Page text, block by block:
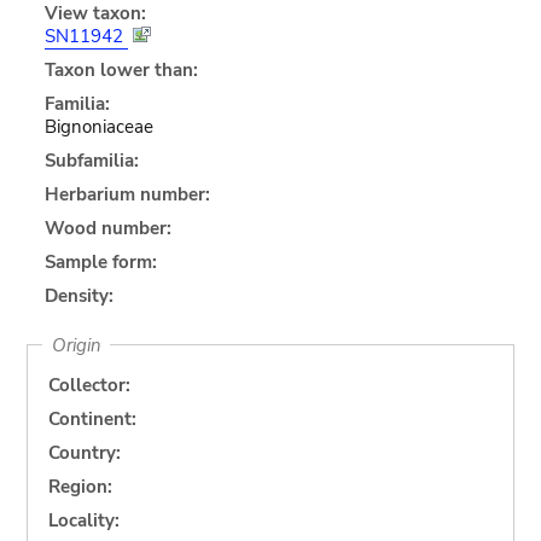
View taxon:
SN11942
Taxon lower than:
Familia:
Bignoniaceae
Subfamilia:
Herbarium number:
Wood number:
Sample form:
Density:
Origin
Collector:
Continent:
Country:
Region:
Locality: